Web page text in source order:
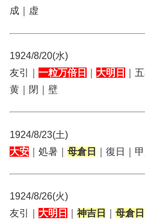
成｜虚
1924/8/20(水)
友引｜ 一粒万倍日 大明日 ｜
黄｜閉｜壁
1924/8/23(土)
大安 ｜処暑｜ 母倉日 ｜復日｜
1924/8/26(火)
友引｜ 大明日 神吉日 母倉日